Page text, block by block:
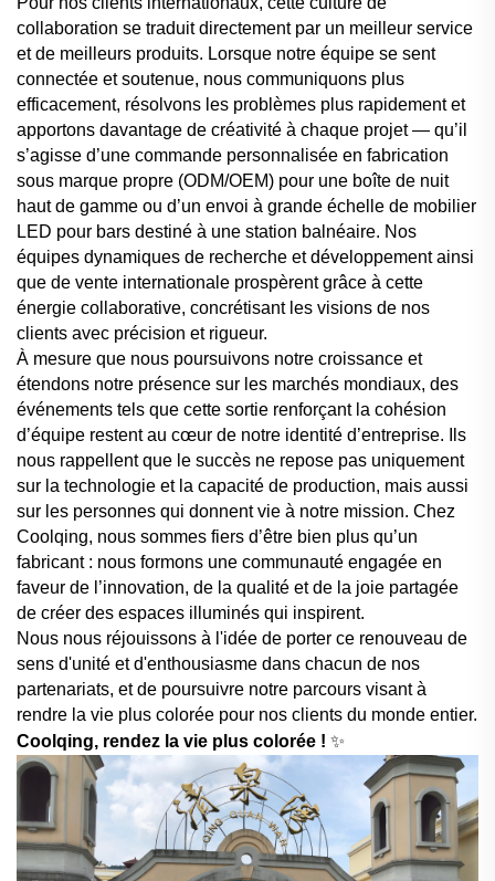
collaboration se traduit directement par un meilleur service
et de meilleurs produits. Lorsque notre équipe se sent
connectée et soutenue, nous communiquons plus
efficacement, résolvons les problèmes plus rapidement et
apportons davantage de créativité à chaque projet — qu’il
s’agisse d’une commande personnalisée en fabrication
sous marque propre (ODM/OEM) pour une boîte de nuit
haut de gamme ou d’un envoi à grande échelle de mobilier
LED pour bars destiné à une station balnéaire. Nos
équipes dynamiques de recherche et développement ainsi
que de vente internationale prospèrent grâce à cette
énergie collaborative, concrétisant les visions de nos
clients avec précision et rigueur.
À mesure que nous poursuivons notre croissance et
étendons notre présence sur les marchés mondiaux, des
événements tels que cette sortie renforçant la cohésion
d’équipe restent au cœur de notre identité d’entreprise. Ils
nous rappellent que le succès ne repose pas uniquement
sur la technologie et la capacité de production, mais aussi
sur les personnes qui donnent vie à notre mission. Chez
Coolqing, nous sommes fiers d’être bien plus qu’un
fabricant : nous formons une communauté engagée en
faveur de l’innovation, de la qualité et de la joie partagée
de créer des espaces illuminés qui inspirent.
Nous nous réjouissons à l'idée de porter ce renouveau de
sens d'unité et d'enthousiasme dans chacun de nos
partenariats, et de poursuivre notre parcours visant à
rendre la vie plus colorée pour nos clients du monde entier.
Coolqing, rendez la vie plus colorée ! ✨